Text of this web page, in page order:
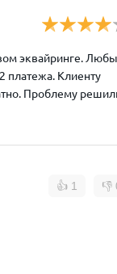
эквайринге.
платежа. Клиенту
Проблему
👍 1 👎